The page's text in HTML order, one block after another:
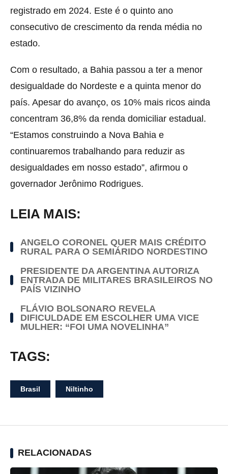
registrado em 2024. Este é o quinto ano
consecutivo de crescimento da renda média no
estado.
Com o resultado, a Bahia passou a ter a menor
desigualdade do Nordeste e a quinta menor do
país. Apesar do avanço, os 10% mais ricos ainda
concentram 36,8% da renda domiciliar estadual.
“Estamos construindo a Nova Bahia e
continuaremos trabalhando para reduzir as
desigualdades em nosso estado”, afirmou o
governador Jerônimo Rodrigues.
LEIA MAIS:
ANGELO CORONEL QUER MAIS CRÉDITO
RURAL PARA O SEMIÁRIDO NORDESTINO
PRESIDENTE DA ARGENTINA AUTORIZA
ENTRADA DE MILITARES BRASILEIROS NO
PAÍS VIZINHO
FLÁVIO BOLSONARO REVELA
DIFICULDADE EM ESCOLHER UMA VICE
MULHER: “FOI UMA NOVELINHA”
TAGS:
Brasil Niltinho
RELACIONADAS